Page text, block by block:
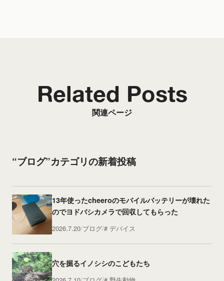
関連ページ
Related Posts
“ブログ”カテゴリの新着投稿
13年使ったcheeroのモバイルバッテリーが壊れた
のでヨドバシカメラで回収してもらった
2026.7.20 ブログ デバイス
穴を掘るイノシシのこどもたち